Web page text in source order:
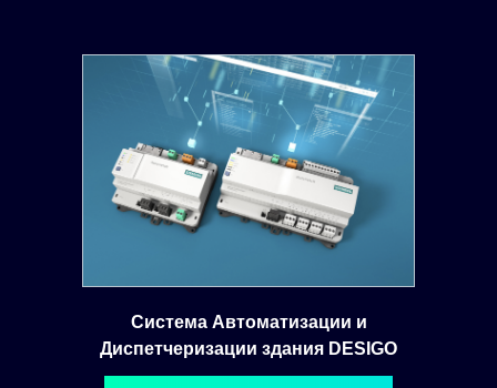
Система Автоматизации и
Диспетчеризации здания DESIGO